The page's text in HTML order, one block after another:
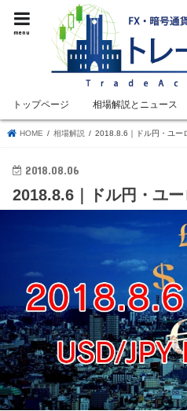
menu
トップページ 相場解説とニュース
HOME 相場解説 2018.8.6｜ドル円・ユー
2018.08.06
2018.8.6｜ドル円・ユ